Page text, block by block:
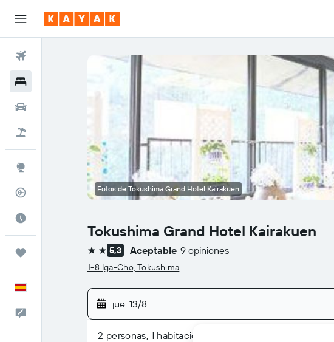
Tokushima Grand Hotel Kairakuen
2 estrellas
5,3 Aceptable 9 opiniones
1-8 Iga-Cho, Tokushima
jue. 13/8
2 personas, 1 habitación
Fotos de Tokushima Grand Hotel Kairakuen